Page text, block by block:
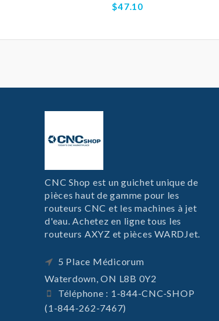
$47.10
CNC Shop est un guichet unique de
pièces haut de gamme pour les
routeurs CNC et les machines à jet
d'eau. Achetez en ligne tous les
routeurs AXYZ et pièces WARDJet.
5 Place Médicorum
Waterdown, ON L8B 0Y2
Téléphone : 1-844-CNC-SHOP
(1-844-262-7467)